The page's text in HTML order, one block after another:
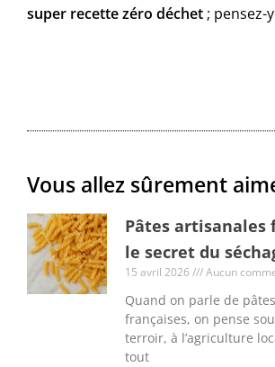
super recette zéro déchet ; pensez-
Vous allez sûrement
Pâtes artisanales
le secret du
15 avril 2026 Aucun
Quand on parle de
françaises, on pense
terroir, à l’agriculture
tout